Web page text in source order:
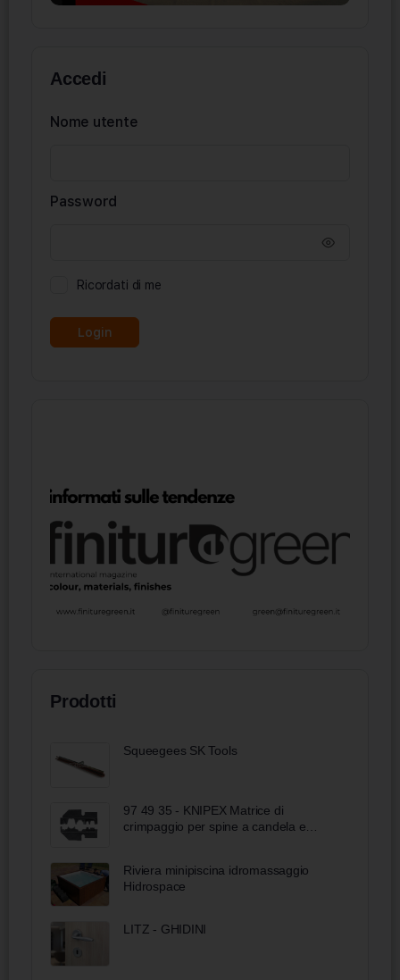
Accedi
Nome utente
Password
Ricordati di me
Prodotti
Squeegees SK Tools
97 49 35 - KNIPEX Matrice di
crimpaggio per spine a candela e
Riviera minipiscina idromassaggio
Hidrospace
LITZ - GHIDINI